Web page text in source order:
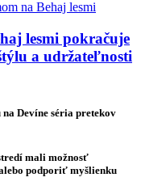
lesmi pokračuje
a udržateľnosti
Devíne séria pretekov
mali možnosť
podporiť myšlienku